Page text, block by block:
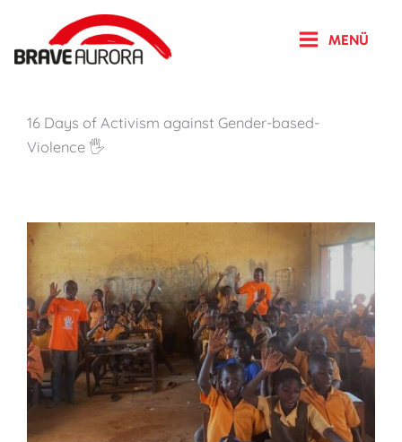
springen
MENÜ
16 Days of Activism against Gender-based-
Violence 🖐